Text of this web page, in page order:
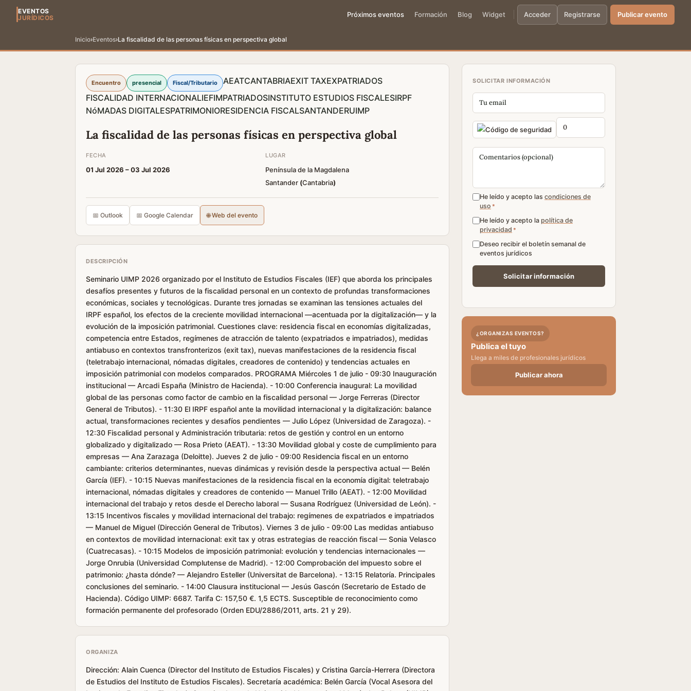
EVENTOS
JURÍDICOS
Próximos eventos Formación Blog Widget Acceder Registrarse Publicar evento
Inicio›Eventos›La fiscalidad de las personas físicas en perspectiva global
Encuentro presencial Fiscal/Tributario AEATCANTABRIAEXIT TAXEXPATRIADOS
FISCALIDAD INTERNACIONALIEFIMPATRIADOSINSTITUTO ESTUDIOS FISCALESIRPF
NóMADAS DIGITALESPATRIMONIORESIDENCIA FISCALSANTANDERUIMP
La fiscalidad de las personas físicas en perspectiva global
FECHA
01 Jul 2026 –03 Jul 2026
LUGAR
Península de la Magdalena
Santander (Cantabria)
📅 Outlook 📅 Google Calendar 🌐 Web del evento
DESCRIPCIÓN
Seminario UIMP 2026 organizado por el Instituto de Estudios Fiscales (IEF) que aborda los principales
desafíos presentes y futuros de la fiscalidad personal en un contexto de profundas transformaciones
económicas, sociales y tecnológicas. Durante tres jornadas se examinan las tensiones actuales del
IRPF español, los efectos de la creciente movilidad internacional —acentuada por la digitalización— y la
evolución de la imposición patrimonial. Cuestiones clave: residencia fiscal en economías digitalizadas,
competencia entre Estados, regímenes de atracción de talento (expatriados e impatriados), medidas
antiabuso en contextos transfronterizos (exit tax), nuevas manifestaciones de la residencia fiscal
(teletrabajo internacional, nómadas digitales, creadores de contenido) y tendencias actuales en
imposición patrimonial con modelos comparados. PROGRAMA Miércoles 1 de julio - 09:30 Inauguración
institucional — Arcadi España (Ministro de Hacienda). - 10:00 Conferencia inaugural: La movilidad
global de las personas como factor de cambio en la fiscalidad personal — Jorge Ferreras (Director
General de Tributos). - 11:30 El IRPF español ante la movilidad internacional y la digitalización: balance
actual, transformaciones recientes y desafíos pendientes — Julio López (Universidad de Zaragoza). -
12:30 Fiscalidad personal y Administración tributaria: retos de gestión y control en un entorno
globalizado y digitalizado — Rosa Prieto (AEAT). - 13:30 Movilidad global y coste de cumplimiento para
empresas — Ana Zarazaga (Deloitte). Jueves 2 de julio - 09:00 Residencia fiscal en un entorno
cambiante: criterios determinantes, nuevas dinámicas y revisión desde la perspectiva actual — Belén
García (IEF). - 10:15 Nuevas manifestaciones de la residencia fiscal en la economía digital: teletrabajo
internacional, nómadas digitales y creadores de contenido — Manuel Trillo (AEAT). - 12:00 Movilidad
internacional del trabajo y retos desde el Derecho laboral — Susana Rodríguez (Universidad de León). -
13:15 Incentivos fiscales y movilidad internacional del trabajo: regímenes de expatriados e impatriados
— Manuel de Miguel (Dirección General de Tributos). Viernes 3 de julio - 09:00 Las medidas antiabuso
en contextos de movilidad internacional: exit tax y otras estrategias de reacción fiscal — Sonia Velasco
(Cuatrecasas). - 10:15 Modelos de imposición patrimonial: evolución y tendencias internacionales —
Jorge Onrubia (Universidad Complutense de Madrid). - 12:00 Comprobación del impuesto sobre el
patrimonio: ¿hasta dónde? — Alejandro Esteller (Universitat de Barcelona). - 13:15 Relatoría. Principales
conclusiones del seminario. - 14:00 Clausura institucional — Jesús Gascón (Secretario de Estado de
Hacienda). Código UIMP: 6687. Tarifa C: 157,50 €. 1,5 ECTS. Susceptible de reconocimiento como
formación permanente del profesorado (Orden EDU/2886/2011, arts. 21 y 29).
ORGANIZA
Dirección: Alain Cuenca (Director del Instituto de Estudios Fiscales) y Cristina García-Herrera (Directora
de Estudios del Instituto de Estudios Fiscales). Secretaría académica: Belén García (Vocal Asesora del
SOLICITAR INFORMACIÓN
He leído y acepto las condiciones de
uso *
He leído y acepto la política de
privacidad *
Deseo recibir el boletín semanal de
eventos jurídicos
¿ORGANIZAS EVENTOS?
Publica el tuyo
Llega a miles de profesionales jurídicos
Publicar ahora